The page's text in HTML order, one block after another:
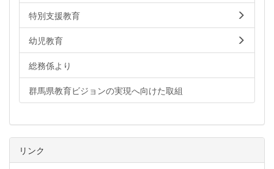
特別支援教育
幼児教育
総務係より
群馬県教育ビジョンの実現へ向けた取組
リンク